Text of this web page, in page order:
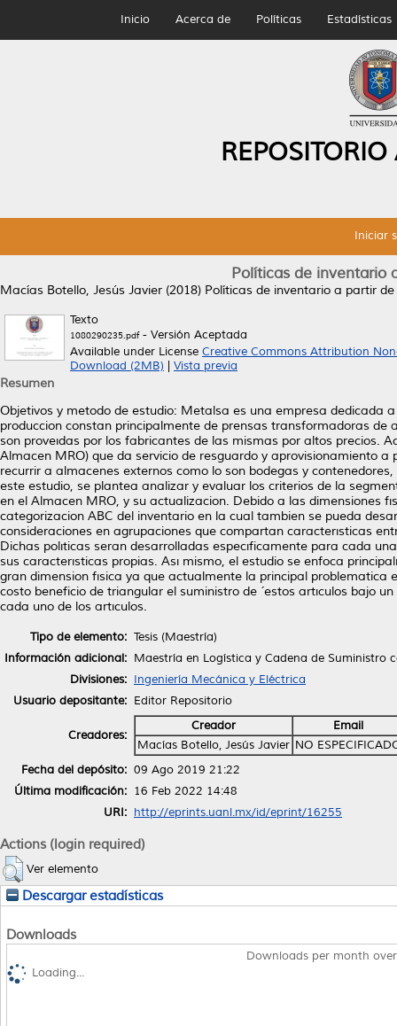
Inicio Acerca de Políticas Estadísticas
Iniciar
Políticas de inventario
Macías Botello, Jesús Javier (2018) Políticas de inventario a partir
Texto
1080290235.pdf- Versión Aceptada
Available under License Creative Commons Attribution
Download (2MB)
Vista previa
Resumen
Objetivos y metodo de estudio: Metalsa es una empresa dedicada
produccion constan principalmente de prensas transformadoras
son proveıdas por los fabricantes de las mismas por altos precios.
Almacen MRO) que da servicio de resguardo y aprovisionamiento
recurrir a almacenes externos como lo son bodegas y
este estudio, se plantea analizar y evaluar los criterios de la
en el Almacen MRO, y su actualizacion. Debido a las dimensiones
categorizacion ABC del inventario en la cual tambien se pueda
consideraciones en agrupaciones que compartan caracterısticas
Dichas polıticas seran desarrolladas especıficamente para cada
sus caracterısticas propias. Ası mismo, el estudio se enfoca
gran dimension fısica ya que actualmente la principal
costo beneficio de triangular el suministro de ´estos artıculos bajo
cada uno de los artıculos.
Tipo de elemento: Tesis (Maestría)
Información adicional: Maestría en Logística y Cadena de Suministro
Divisiones: Ingeniería Mecánica y Eléctrica
Usuario depositante: Editor Repositorio
Creadores:
Creador
Email
Macías Botello, Jesús Javier NO
Fecha del depósito: 09 Ago 2019 21:22
Última modificación: 16 Feb 2022 14:48
URI: http://eprints.uanl.mx/id/eprint/16255
Actions (login required)
Ver elemento
Descargar estadísticas
Downloads
Downloads per month
Loading...